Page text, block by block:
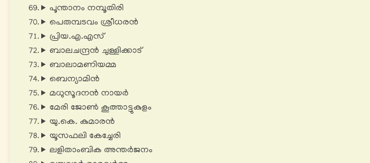
പൂന്താനം നമ്പൂതിരി
പെരുമ്പടവം ശ്രീധരൻ
പ്രിയ.എ.എസ്
ബാലചന്ദ്രൻ ചുള്ളിക്കാട്
ബാലാമണിയമ്മ
ബെന്യാമിൻ
മധുസൂദനൻ നായർ
മേരി ജോൺ കൂത്താട്ടുകുളം
യു.കെ. കുമാരൻ
യൂസഫലി കേച്ചേരി
ലളിതാംബിക അന്തര്‍ജനം